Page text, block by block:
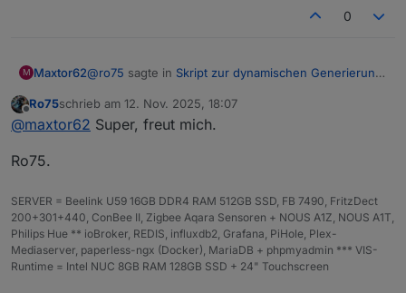
0
M Maxtor62@ro75 sagte in Skript zur dynamischen Generierung
@maxtor62 sagte in
Batterie.Batt';
da ist ein Fehler drin. Korrekt wäre
Offline
Ro75schrieb am 12. Nov. 2025, 18:07
zuletzt editiert von
@maxtor62 Super, freut mich.
Ro75.
SERVER = Beelink U59 16GB DDR4 RAM 512GB SSD, FB 7490, FritzDect
200+301+440, ConBee II, Zigbee Aqara Sensoren + NOUS A1Z, NOUS A1T,
Philips Hue ** ioBroker, REDIS, influxdb2, Grafana, PiHole, Plex-
Mediaserver, paperless-ngx (Docker), MariaDB + phpmyadmin *** VIS-
Runtime = Intel NUC 8GB RAM 128GB SSD + 24" Touchscreen